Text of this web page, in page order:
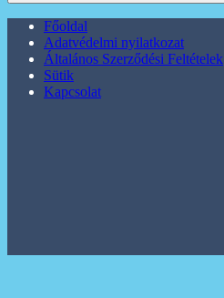
Főoldal
Adatvédelmi nyilatkozat
Általános Szerződési Feltételek
Sütik
Kapcsolat